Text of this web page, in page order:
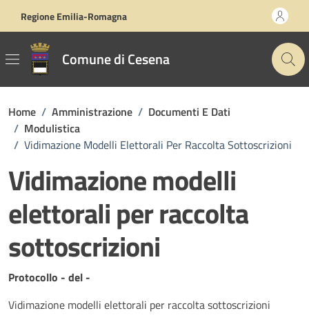
Regione Emilia-Romagna
Comune di Cesena
Home / Amministrazione / Documenti E Dati
/ Modulistica
/ Vidimazione Modelli Elettorali Per Raccolta Sottoscrizioni
Vidimazione modelli
elettorali per raccolta
sottoscrizioni
Dettagli del documento
Protocollo - del -
Vidimazione modelli elettorali per raccolta sottoscrizioni